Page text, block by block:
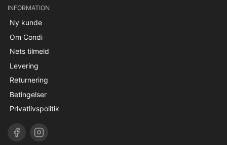
INFORMATION
Ny kunde
Om Condi
Nets tilmeld
Levering
Returnering
Betingelser
Privatlivspolitik